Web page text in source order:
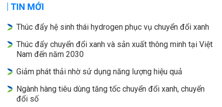
TIN MỚI
Thúc đẩy hệ sinh thái hydrogen phục vụ chuyển đổi xanh
Thúc đẩy chuyển đổi xanh và sản xuất thông minh tại Việt
Nam đến năm 2030
Giảm phát thải nhờ sử dụng năng lượng hiệu quả
Ngành hàng tiêu dùng tăng tốc chuyển đổi xanh, chuyển
đổi số